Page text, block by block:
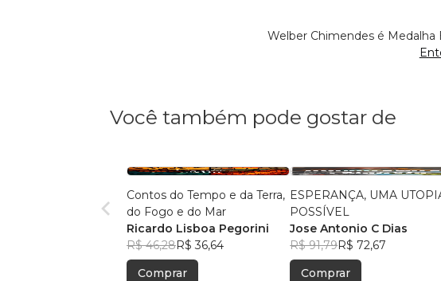
Welber Chimendes é
Você também pode gostar de
Contos do Tempo e da Terra,
do Fogo e do Mar
Ricardo Lisboa Pegorini
R$ 46,28R$ 36,64
Comprar
ESPERANÇA, UMA
POSSÍVEL
Jose Antonio C Dias
R$ 91,79R$ 72,67
Comprar